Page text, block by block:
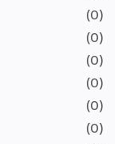
(0)
(0)
(0)
(0)
(0)
(0)